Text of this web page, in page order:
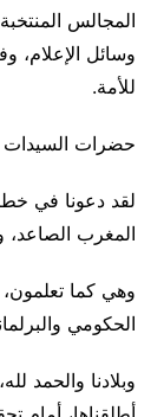
المجالس
وسائل الإعلام،
للأمة.
حضرات السيدات
لقد دعونا في
المغرب الصاعد،
وهي كما تعلمون،
الحكومي
وبلادنا والحمد